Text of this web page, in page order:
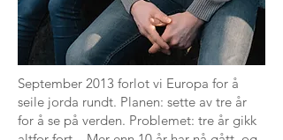
September 2013 forlot vi Europa for å
seile jorda rundt. Planen: sette av tre år
for å se på verden. Problemet: tre år gikk